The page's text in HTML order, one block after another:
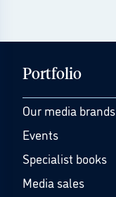
Portfolio
Our media brands
Events
Specialist books
Media sales